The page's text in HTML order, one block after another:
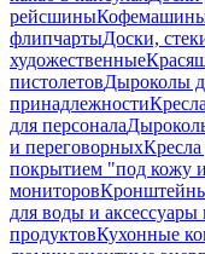
рейсшины
флипчартыДоски,
художественные
пистолетовДыроколы
принадлежности
для персонала
и переговорныхКресла
покрытием "под кожу
мониторов
для воды и
продуктовКухонные